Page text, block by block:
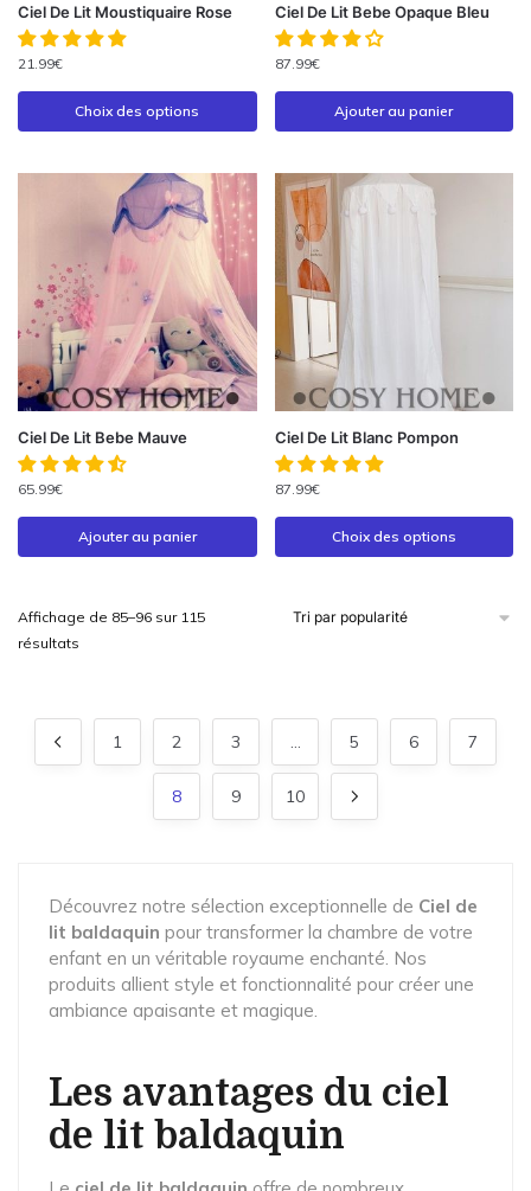
Ciel De Lit Moustiquaire Rose
21.99€
Choix des options
Ciel De Lit Bebe Opaque Bleu
87.99€
Ajouter au panier
Ciel De Lit Bebe Mauve
65.99€
Ajouter au panier
Ciel De Lit Blanc Pompon
87.99€
Choix des options
Affichage de 85–96 sur 115
résultats
1 2 3 … 5 6 7
8 9 10
Découvrez notre sélection exceptionnelle de Ciel de
lit baldaquin pour transformer la chambre de votre
enfant en un véritable royaume enchanté. Nos
produits allient style et fonctionnalité pour créer une
ambiance apaisante et magique.
Les avantages du ciel
de lit baldaquin